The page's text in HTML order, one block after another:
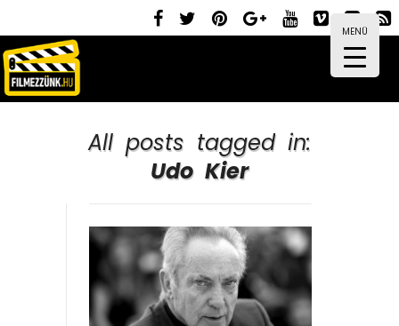
MENÜ
All posts tagged in:
Udo Kier